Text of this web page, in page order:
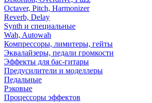
Octaver, Pitch, Harmonizer
Reverb, Delay
Synth и специальные
Wah, Autowah
Компрессоры, лимитеры, гейты
Эквалайзеры, педали громкости
Эффекты для бас-гитары
Предусилители и моделлеры
Педальные
Рэковые
Процессоры эффектов